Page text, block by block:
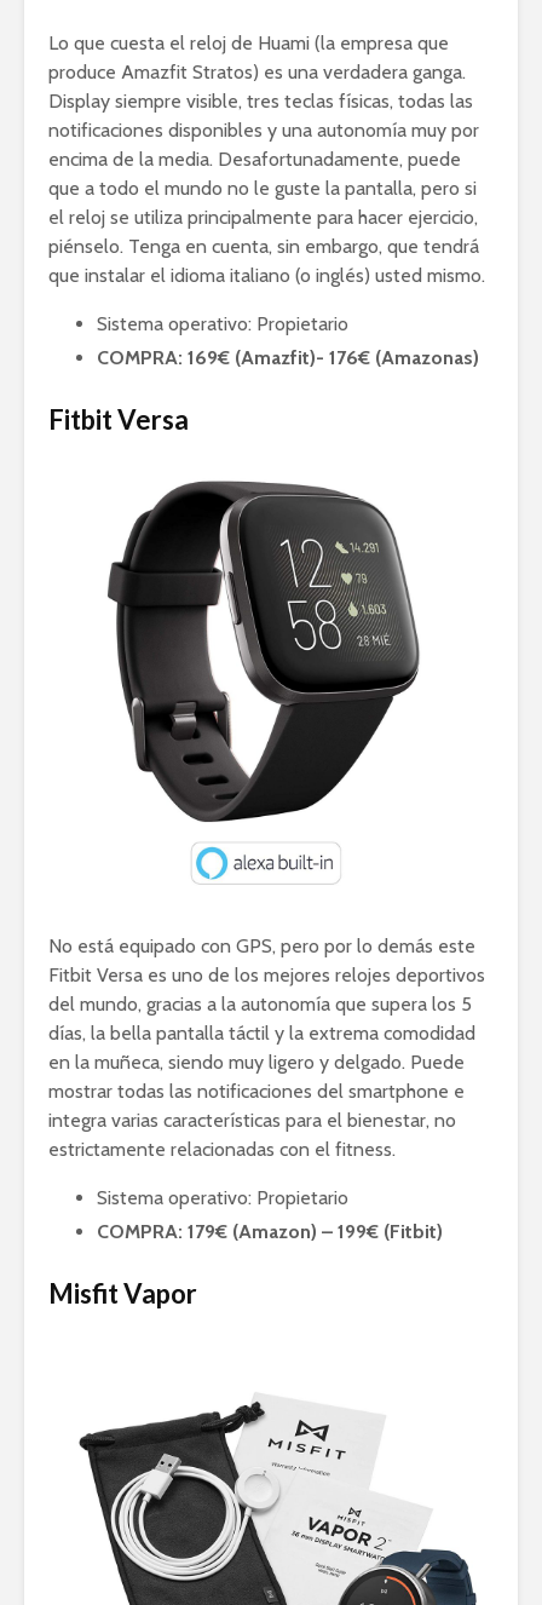
Lo que cuesta el reloj de Huami (la empresa que
produce Amazfit Stratos) es una verdadera ganga.
Display siempre visible, tres teclas físicas, todas las
notificaciones disponibles y una autonomía muy por
encima de la media. Desafortunadamente, puede
que a todo el mundo no le guste la pantalla, pero si
el reloj se utiliza principalmente para hacer ejercicio,
piénselo. Tenga en cuenta, sin embargo, que tendrá
que instalar el idioma italiano (o inglés) usted mismo.
Sistema operativo: Propietario
COMPRA: 169€ (Amazfit)- 176€ (Amazonas)
Fitbit Versa
No está equipado con GPS, pero por lo demás este
Fitbit Versa es uno de los mejores relojes deportivos
del mundo, gracias a la autonomía que supera los 5
días, la bella pantalla táctil y la extrema comodidad
en la muñeca, siendo muy ligero y delgado. Puede
mostrar todas las notificaciones del smartphone e
integra varias características para el bienestar, no
estrictamente relacionadas con el fitness.
Sistema operativo: Propietario
COMPRA: 179€ (Amazon) – 199€ (Fitbit)
Misfit Vapor